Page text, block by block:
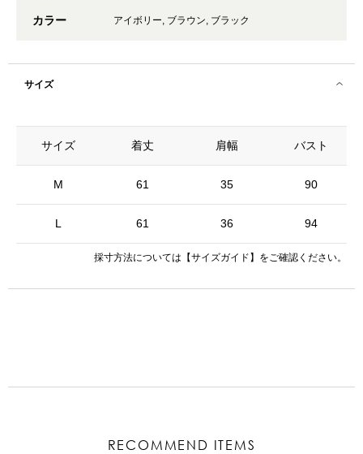
カラー アイボリー, ブラウン, ブラック
サイズ
サイズ
M
L
着丈 肩幅 バスト
61 35 90
61 36 94
採寸方法については 【サイズガイド】 をご確認ください。
RECOMMEND ITEMS